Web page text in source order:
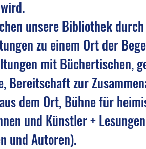
unsere Bibliothek
zu einem Ort der
mit Büchertischen,
Bereitschaft zur
dem Ort, Bühne für
und Künstler +
und Autoren).